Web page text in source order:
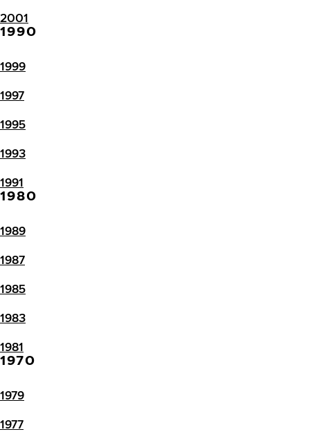
2001
1990
1999
1997
1995
1993
1991
1980
1989
1987
1985
1983
1981
1970
1979
1977